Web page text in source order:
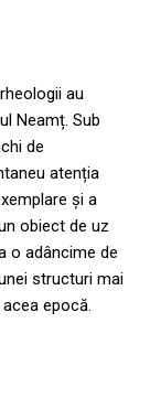
au
Neamț. Sub
de
atenția
și a
obiect de uz
o adâncime de
structuri mai
epocă.